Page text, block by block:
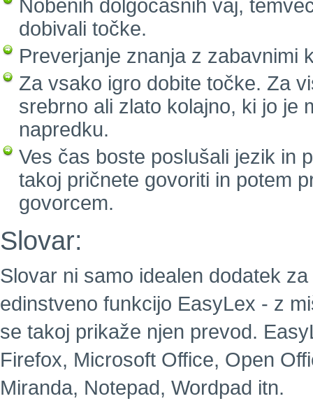
Nobenih dolgočasnih vaj,
dobivali točke.
Preverjanje znanja z zabavnimi
Za vsako igro dobite točke. Za
srebrno ali zlato kolajno, ki jo je
napredku.
Ves čas boste poslušali jezik in
takoj pričnete govoriti in potem
govorcem.
Slovar:
Slovar ni samo idealen dodatek
edinstveno funkcijo EasyLex - z
se takoj prikaže njen prevod.
Firefox, Microsoft Office, Open
Miranda, Notepad, Wordpad itn.